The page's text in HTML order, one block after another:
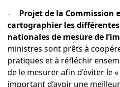
– Projet de la Commission
cartographier les
nationales de mesure de
ministres sont prêts à
pratiques et à réfléchir
de le mesurer afin d’éviter le
important d’avoir une